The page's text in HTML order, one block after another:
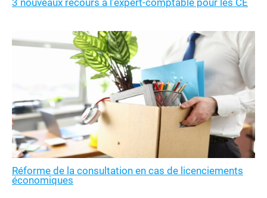
3 nouveaux recours à l’expert-comptable pour les CE
Réforme de la consultation en cas de licenciements
économiques